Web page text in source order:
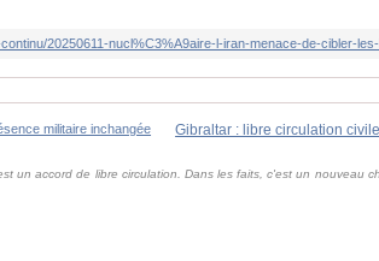
Gibraltar : libre circulation
un accord de libre circulation. Dans les faits, c'est un nouveau